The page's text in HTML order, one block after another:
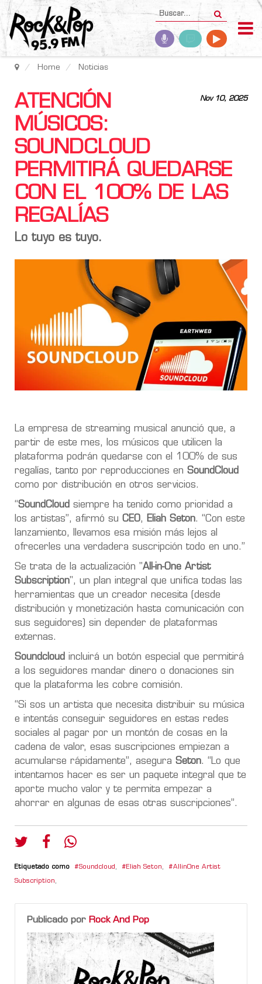
Home Noticias
Nov 10, 2025
ATENCIÓN
MÚSICOS:
SOUNDCLOUD
PERMITIRÁ QUEDARSE
CON EL 100% DE LAS
REGALÍAS
Lo tuyo es tuyo.
La empresa de streaming musical anunció que, a
partir de este mes, los músicos que utilicen la
plataforma podrán quedarse con el 100% de sus
regalías, tanto por reproducciones en SoundCloud
como por distribución en otros servicios.
“SoundCloud siempre ha tenido como prioridad a
los artistas”, afirmó su CEO, Eliah Seton. “Con este
lanzamiento, llevamos esa misión más lejos al
ofrecerles una verdadera suscripción todo en uno.”
Se trata de la actualización "All-in-One Artist
Subscription", un plan integral que unifica todas las
herramientas que un creador necesita (desde
distribución y monetización hasta comunicación con
sus seguidores) sin depender de plataformas
externas.
Soundcloud incluirá un botón especial que permitirá
a los seguidores mandar dinero o donaciones sin
que la plataforma les cobre comisión.
“Si sos un artista que necesita distribuir su música
e intentás conseguir seguidores en estas redes
sociales al pagar por un montón de cosas en la
cadena de valor, esas suscripciones empiezan a
acumularse rápidamente”, asegura Seton. “Lo que
intentamos hacer es ser un paquete integral que te
aporte mucho valor y te permita empezar a
ahorrar en algunas de esas otras suscripciones”.
Etiquetado como Soundcloud , Eliah Seton, AllinOne Artist
Subscription,
Publicado por Rock And Pop